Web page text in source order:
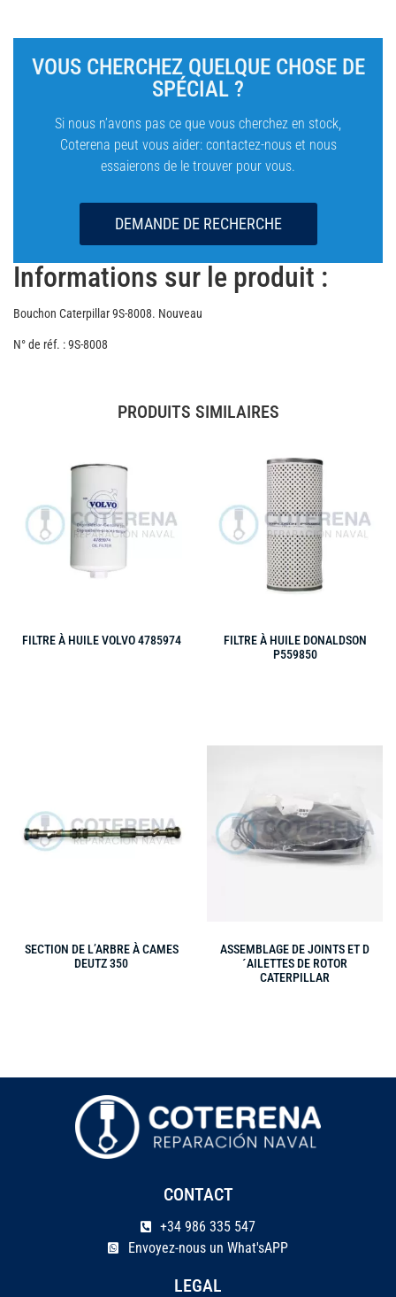
VOUS CHERCHEZ QUELQUE CHOSE DE
SPÉCIAL ?
Si nous n’avons pas ce que vous cherchez en stock,
Coterena peut vous aider: contactez-nous et nous
essaierons de le trouver pour vous.
DEMANDE DE RECHERCHE
Informations sur le produit :
Bouchon Caterpillar 9S-8008. Nouveau
N° de réf. : 9S-8008
PRODUITS SIMILAIRES
FILTRE À HUILE VOLVO 4785974
FILTRE À HUILE DONALDSON
P559850
SECTION DE L’ARBRE À CAMES
DEUTZ 350
ASSEMBLAGE DE JOINTS ET D
´AILETTES DE ROTOR
CATERPILLAR
CONTACT
+34 986 335 547
Envoyez-nous un What'sAPP
LEGAL